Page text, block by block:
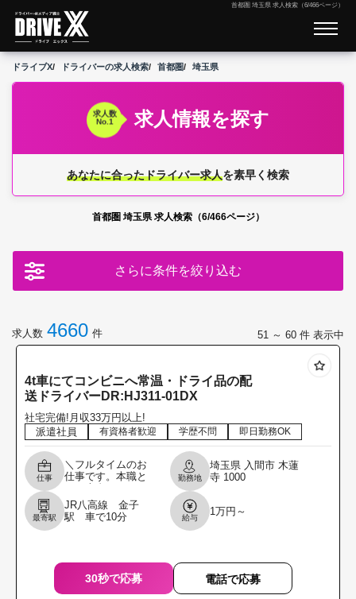
首都圏 埼玉県 求人検索（6/466ページ）
ドライブX ドライバーの求人検索 首都圏 埼玉県
求人数
No.1
求人情報を探す
あなたに合ったドライバー求人を素早く検索
首都圏 埼玉県 求人検索（6/466ページ）
さらに条件を絞り込む
求人数 4660 件 51 ～ 60 件 表示中
4t車にてコンビニへ常温・ドライ品の配
送ドライバーDR:HJ311-01DX
社宅完備!月収33万円以上!
派遣社員
有資格者歓迎 学歴不問 即日勤務OK
仕事
＼フルタイムのお
仕事です。本職と
る方を募集しま
す。／ 4t車にてコ
ンビニへ常温・ド
勤務地
埼玉県 入間市 木蓮
寺 1000
最寄駅
JR八高線 金子
駅 車で10分
給与
1万円～
30秒で応募 電話で応募